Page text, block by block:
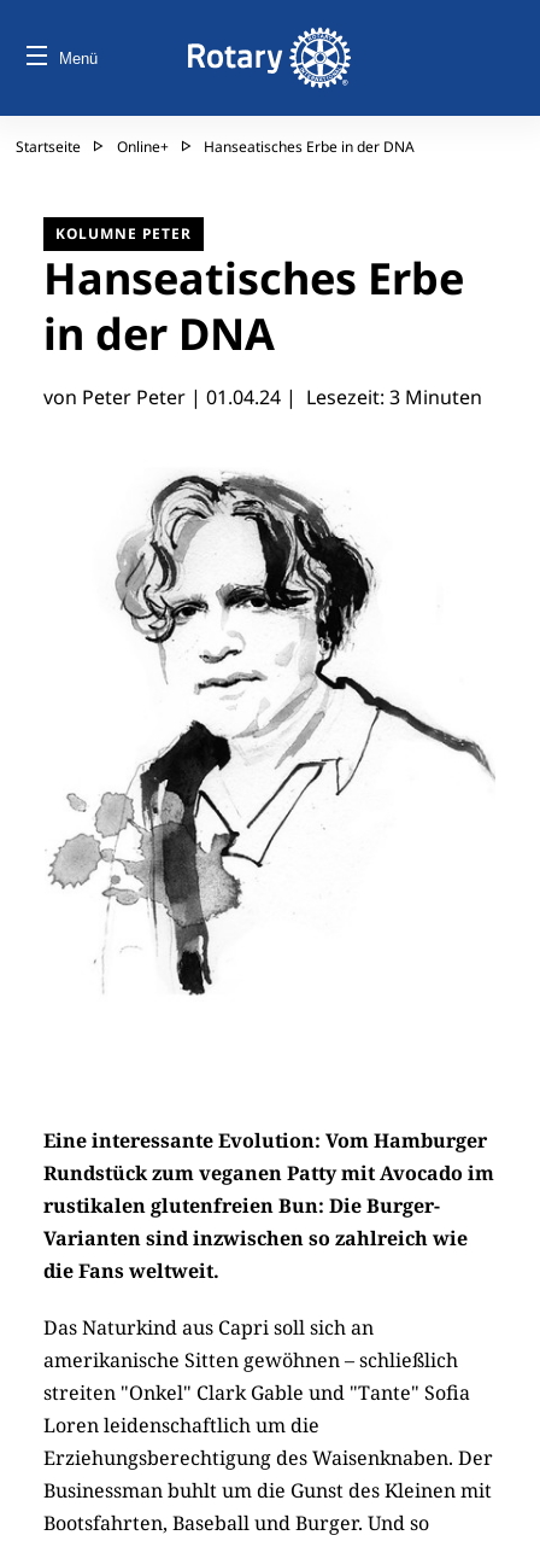
Menü
Startseite Online+ Hanseatisches Erbe in der DNA
KOLUMNE PETER
Hanseatisches Erbe
in der DNA
von Peter Peter | 01.04.24 | Lesezeit: 3 Minuten
Eine interessante Evolution: Vom Hamburger
Rundstück zum veganen Patty mit Avocado im
rustikalen glutenfreien Bun: Die Burger-
Varianten sind inzwischen so zahlreich wie
die Fans weltweit.
Das Naturkind aus Capri soll sich an
amerikanische Sitten gewöhnen – schließlich
streiten "Onkel" Clark Gable und "Tante" Sofia
Loren leidenschaftlich um die
Erziehungsberechtigung des Waisenknaben. Der
Businessman buhlt um die Gunst des Kleinen mit
Bootsfahrten, Baseball und Burger. Und so